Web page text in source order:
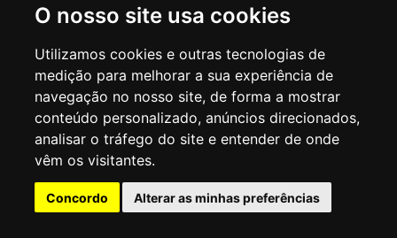
O nosso site usa cookies
Utilizamos cookies e outras tecnologias de
medição para melhorar a sua experiência de
navegação no nosso site, de forma a mostrar
conteúdo personalizado, anúncios direcionados,
analisar o tráfego do site e entender de onde
vêm os visitantes.
Concordo Alterar as minhas preferências
SECRETARIA DE EDUCAÇÃO
Rua Claudino Barbosa, 313 - Macedo - Guarulhos/SP CEP 07113-040
Central de Atendimento: *55 11 2475-7300